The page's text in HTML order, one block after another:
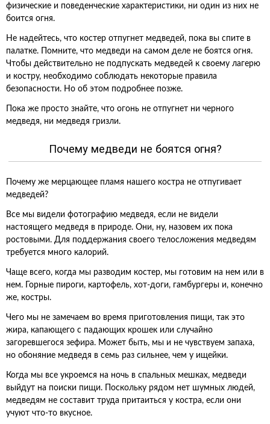
физические и поведенческие характеристики, ни один из них не
боится огня.
Не надейтесь, что костер отпугнет медведей, пока вы спите в
палатке. Помните, что медведи на самом деле не боятся огня.
Чтобы действительно не подпускать медведей к своему лагерю
и костру, необходимо соблюдать некоторые правила
безопасности. Но об этом подробнее позже.
Пока же просто знайте, что огонь не отпугнет ни черного
медведя, ни медведя гризли.
Почему медведи не боятся огня?
Почему же мерцающее пламя нашего костра не отпугивает
медведей?
Все мы видели фотографию медведя, если не видели
настоящего медведя в природе. Они, ну, назовем их пока
ростовыми. Для поддержания своего телосложения медведям
требуется много калорий.
Чаще всего, когда мы разводим костер, мы готовим на нем или в
нем. Горные пироги, картофель, хот-доги, гамбургеры и, конечно
же, костры.
Чего мы не замечаем во время приготовления пищи, так это
жира, капающего с падающих крошек или случайно
загоревшегося зефира. Может быть, мы и не чувствуем запаха,
но обоняние медведя в семь раз сильнее, чем у ищейки.
Когда мы все укроемся на ночь в спальных мешках, медведи
выйдут на поиски пищи. Поскольку рядом нет шумных людей,
медведям не составит труда притаиться у костра, если они
учуют что-то вкусное.